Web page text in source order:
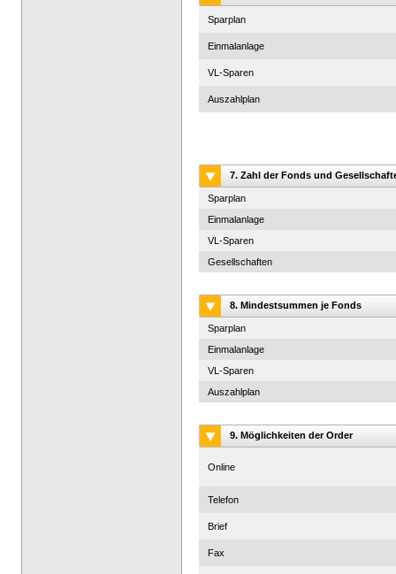
Sparplan
Einmalanlage
VL-Sparen
Auszahlplan
7. Zahl der Fonds und
Sparplan
Einmalanlage
VL-Sparen
Gesellschaften
8. Mindestsummen je Fonds
Sparplan
Einmalanlage
VL-Sparen
Auszahlplan
9. Möglichkeiten der Order
Online
Telefon
Brief
Fax